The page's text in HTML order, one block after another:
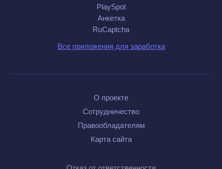
PlaySpot
Анкетка
RuCaptcha
Все приложения для заработка
О проекте
Сотрудничество
Правообладателям
Карта сайта